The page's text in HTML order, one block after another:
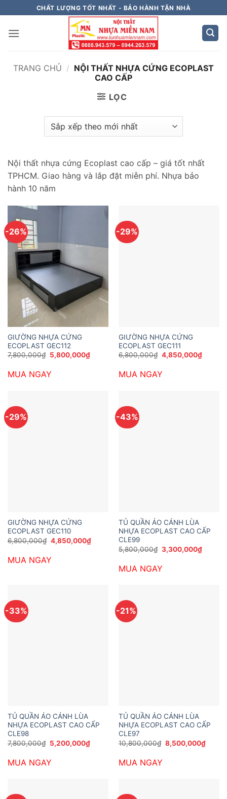
qua
nội
CHẤT LƯỢNG TỐT NHẤT - BẢO HÀNH TẬN NHÀ
TRANG CHỦ / NỘI THẤT NHỰA CỨNG ECOPLAST
CAO CẤP
LỌC
Nội thất nhựa cứng Ecoplast cao cấp – giá tốt nhất
TPHCM. Giao hàng và lắp đặt miễn phí. Nhựa bảo
hành 10 năm
-26%
GIƯỜNG NHỰA CỨNG
ECOPLAST GEC112
7,800,000₫ Giá
gốc
7,800,000₫.
5,800,000₫Giá
hiện
MUA NGAY
-29%
GIƯỜNG NHỰA CỨNG
ECOPLAST GEC111
6,800,000₫ Giá
gốc
6,800,000₫.
4,850,000₫Giá
hiện
MUA NGAY
-29%
GIƯỜNG NHỰA CỨNG
ECOPLAST GEC110
6,800,000₫ Giá
gốc
6,800,000₫.
4,850,000₫Giá
hiện
4,850,000₫.
MUA NGAY
-43%
TỦ QUẦN ÁO CÁNH LÙA
NHỰA ECOPLAST CAO CẤP
CLE99
5,800,000₫ Giá
gốc
5,800,000₫.
3,300,000₫Giá
hiện
MUA NGAY
-33%
TỦ QUẦN ÁO CÁNH LÙA
NHỰA ECOPLAST CAO CẤP
CLE98
7,800,000₫ Giá
gốc
7,800,000₫.
5,200,000₫Giá
hiện
MUA NGAY
-21%
TỦ QUẦN ÁO CÁNH LÙA
NHỰA ECOPLAST CAO CẤP
CLE97
10,800,000₫ Giá
gốc
8,500,000₫Giá
hiện
MUA NGAY